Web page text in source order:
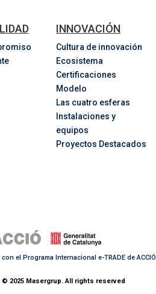
INNOVACIÓN
Cultura de innovación
Ecosistema
Certificaciones
Modelo
Las cuatro esferas
Instalaciones y
equipos
Proyectos Destacados
el Programa Internacional e-TRADE de ACCIÓ
© 2025 Masergrup. All rights reserved